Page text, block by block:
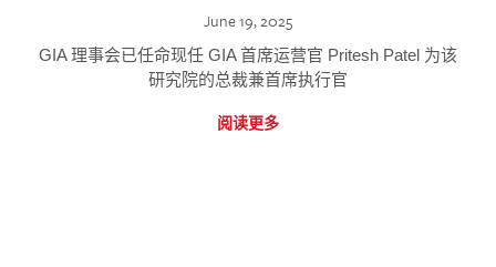
June 19, 2025
GIA 理事会已任命现任 GIA 首席运营官 Pritesh Patel 为该
研究院的总裁兼首席执行官
阅读更多